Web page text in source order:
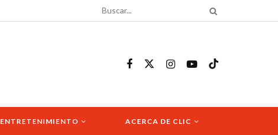
ENTRETENIMIENTO ACERCA DE CLIC